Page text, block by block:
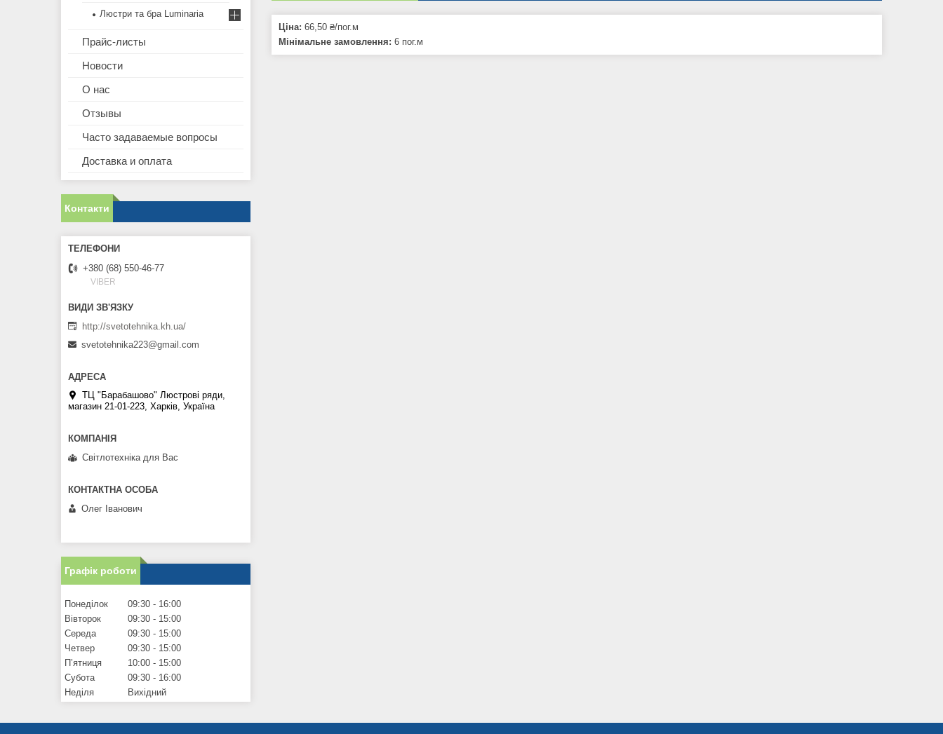
Ціна: 66,50 ₴/пог.м
Мінімальне замовлення: 6 пог.м
Люстри та бра Luminaria
Прайс-листы
Новости
О нас
Отзывы
Часто задаваемые вопросы
Доставка и оплата
Контакти
+380 (68) 550-46-77
VIBER
http://svetotehnika.kh.ua/
svetotehnika223@gmail.com
ТЦ "Барабашово" Люстрові ряди,
магазин 21-01-223, Харків, Україна
Світлотехніка для Вас
Олег Іванович
Графік роботи
Понеділок 09:30
16:00
Вівторок
09:30
15:00
Середа
09:30
15:00
Четвер
09:30
15:00
Пʼятниця
10:00
15:00
Субота
09:30
16:00
Неділя
Вихідний